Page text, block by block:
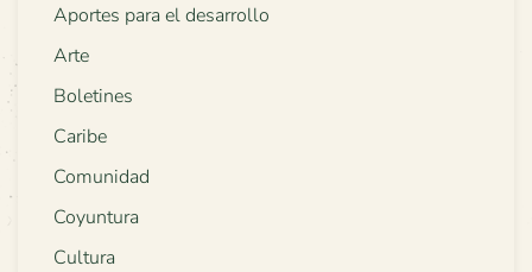
Aportes para el desarrollo
Arte
Boletines
Caribe
Comunidad
Coyuntura
Cultura